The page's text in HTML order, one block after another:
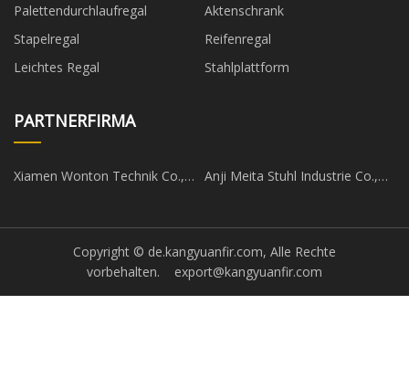
Palettendurchlaufregal
Aktenschrank
Stapelregal
Reifenregal
Leichtes Regal
Stahlplattform
PARTNERFIRMA
Xiamen Wonton Technik Co.,
Anji Meita Stuhl Industrie Co.,
Copyright © de.kangyuanfir.com, Alle Rechte
vorbehalten. export@kangyuanfir.com